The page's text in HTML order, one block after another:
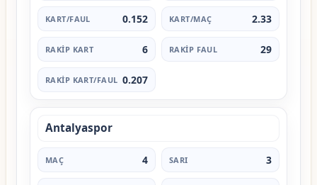
0.152 2.33
6 29
0.207
Antalyaspor
4 3